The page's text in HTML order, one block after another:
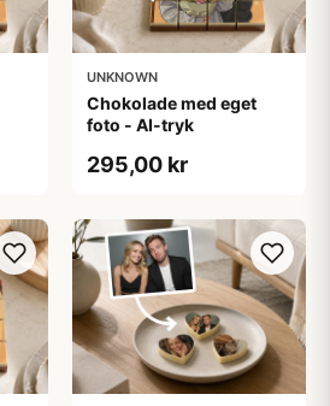
UNKNOWN
Chokolade med eget
foto - AI-tryk
295,00 kr